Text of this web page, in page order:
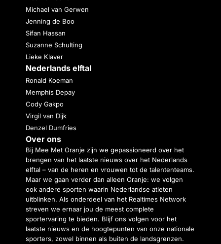
Michael van Gerwen
Jenning de Boo
Sifan Hassan
Suzanne Schulting
Lieke Klaver
Nederlands elftal
Ronald Koeman
Memphis Depay
Cody Gakpo
Virgil van Dijk
Denzel Dumfries
Over ons
Bij Mee Met Oranje zijn we gepassioneerd over het
brengen van het laatste nieuws over het Nederlands
elftal – van de heren en vrouwen tot de talententeams.
Maar we gaan verder dan alleen Oranje: we volgen
ook andere sporten waarin Nederlandse atleten
uitblinken. Als onderdeel van het Realtimes Network
streven we ernaar jou de meest complete
sportervaring te bieden. Blijf ons volgen voor het
laatste nieuws en de hoogtepunten van onze nationale
sporters, zowel binnen als buiten de landsgrenzen.